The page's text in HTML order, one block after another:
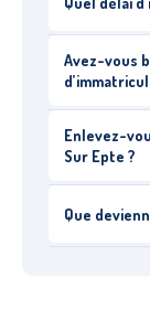
Avez-vous
Enlevez-
Sur Epte ?
Que